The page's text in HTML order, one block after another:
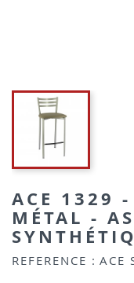
ACE 1329 -
MÉTAL -
REFERENCE : ACE